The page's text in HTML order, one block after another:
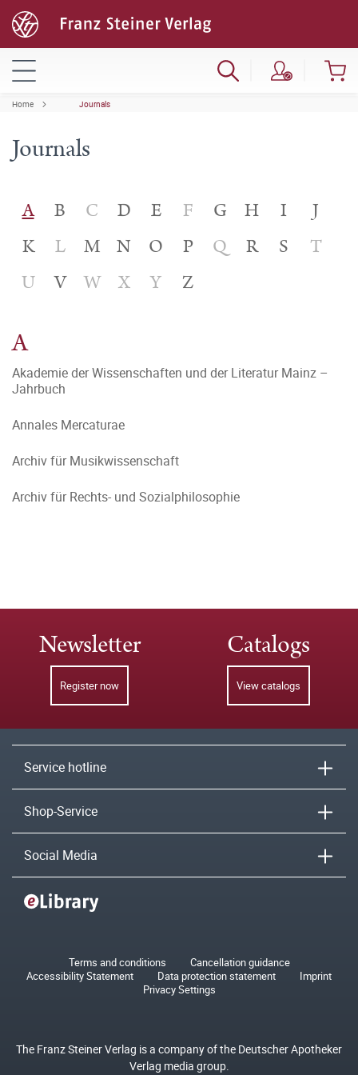
Home Journals
Journals
A B C D E F G H I
J
K
L M N O P Q R S
T
U
V W X Y Z
A
Akademie der Wissenschaften und der Literatur Mainz –
Jahrbuch
Annales Mercaturae
Archiv für Musikwissenschaft
Archiv für Rechts- und Sozialphilosophie
Newsletter
Register now
Catalogs
View catalogs
Service hotline
Shop-Service
Social Media
Terms and conditions
Cancellation guidance
Accessibility Statement
Data protection statement
Imprint
Privacy Settings
The Franz Steiner Verlag is a company of the Deutscher Apotheker
Verlag media group.